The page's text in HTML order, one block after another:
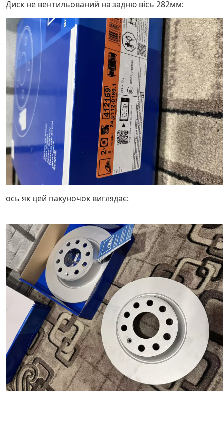
Диск не вентильований на задню вісь 282мм:
ось як цей пакуночок виглядає: